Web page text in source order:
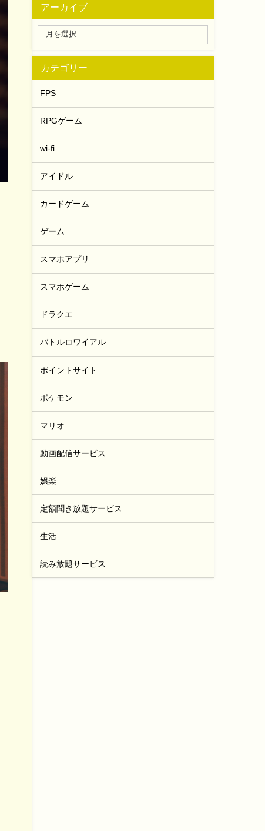
アーカイブ
カテゴリー
FPS
RPGゲーム
wi-fi
アイドル
カードゲーム
ゲーム
スマホアプリ
スマホゲーム
ドラクエ
バトルロワイアル
ポイントサイト
ポケモン
マリオ
動画配信サービス
娯楽
定額聞き放題サービス
生活
読み放題サービス